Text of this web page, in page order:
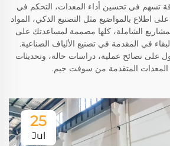
تسهم في تحسين أداء المعدات، التحكم في
اطلاع بالمواضيع مثل التصنيع الذكي، المواد
المشاريع الشاملة، كلها مصممة لمساعدتك على
في المقدمة في تصنيع الألياف الصناعية.
على نصائح عملية، دراسات حالة، وتحديثات
المتقدمة من سوفت جيم.
25
Jul